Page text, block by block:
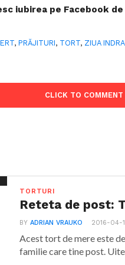
iubirea pe Facebook
,PRĂJITURI, TORT, ZIUA
CLICK TO COMMENT
TORTURI
Reteta de post:
BYADRIAN VRAUKO 2016-04-
Acest tort de mere este
familie care tine post. Uite